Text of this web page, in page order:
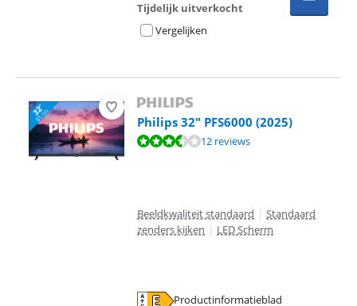
Tijdelijk uitverkocht
Vergelijken
Philips 32" PFS6000 (2025)
Beoordeling is 7,3 van de 10, gebaseerd op 12 reviews.
12 reviews
Beeldkwaliteit standaard | Standaard
zenders kijken | LED Scherm
Productinformatieblad